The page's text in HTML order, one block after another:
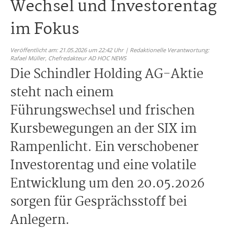
Wechsel und Investorentag
im Fokus
Veröffentlicht am: 21.05.2026 um 22:42 Uhr | Redaktionelle Verantwortung:
Rafael Müller, Chefredakteur AD HOC NEWS
Die Schindler Holding AG-Aktie
steht nach einem
Führungswechsel und frischen
Kursbewegungen an der SIX im
Rampenlicht. Ein verschobener
Investorentag und eine volatile
Entwicklung um den 20.05.2026
sorgen für Gesprächsstoff bei
Anlegern.